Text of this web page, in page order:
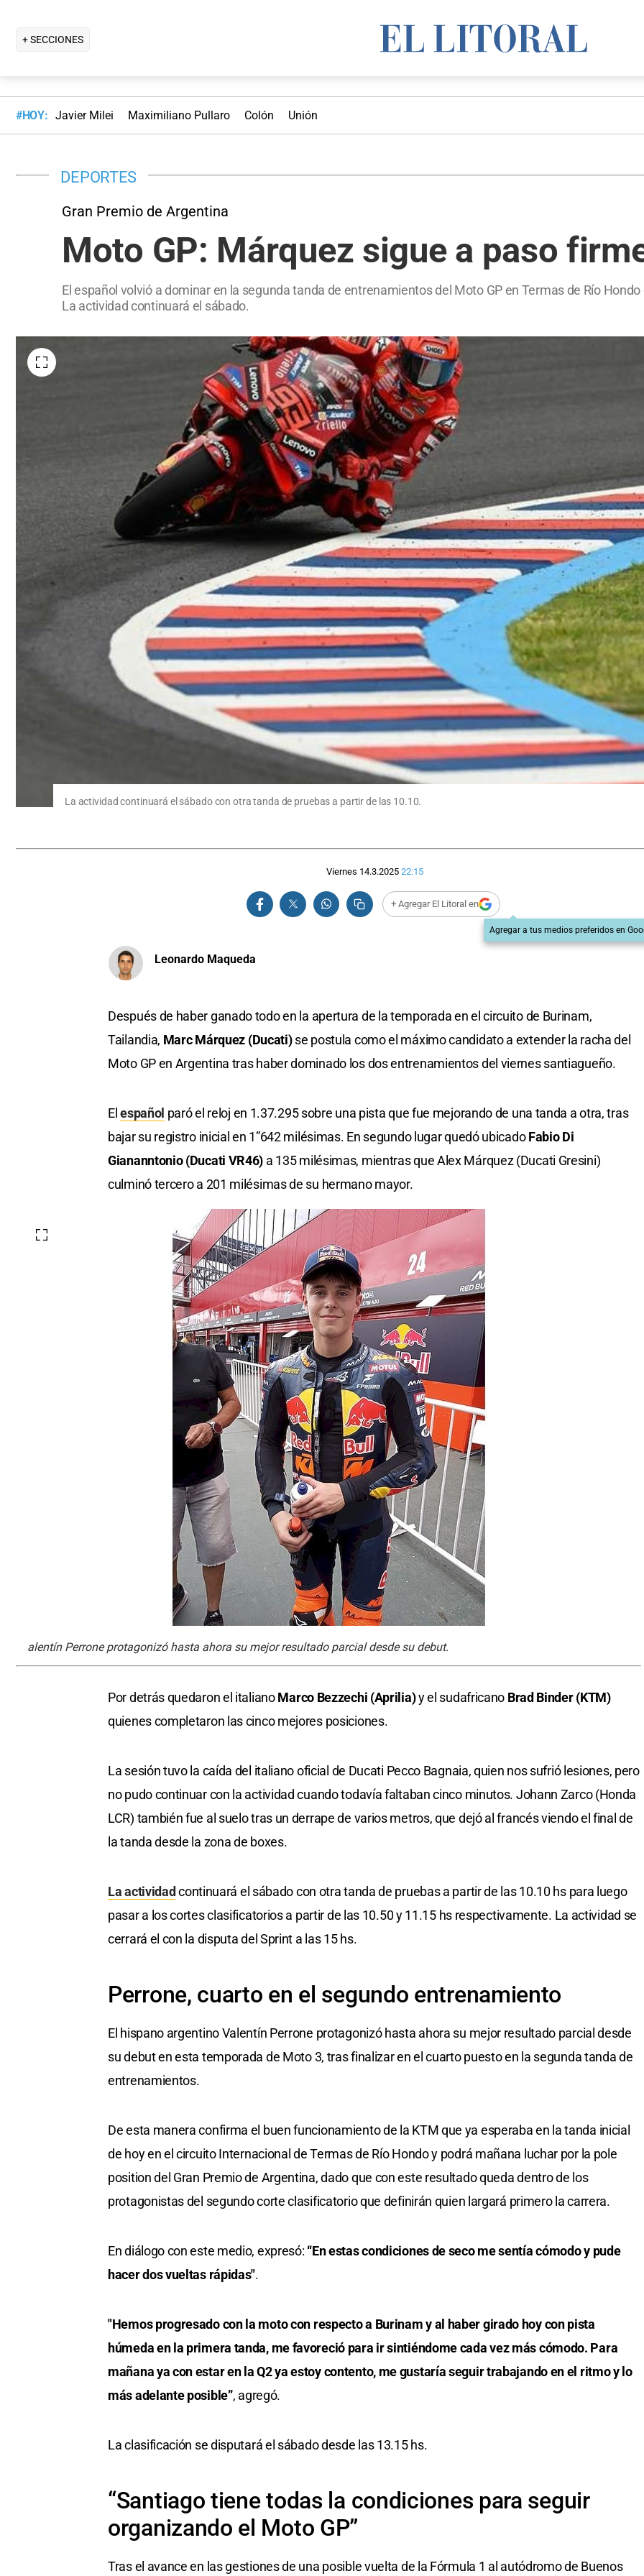
+ SECCIONES
#HOY: Javier Milei Maximiliano Pullaro Colón Unión
DEPORTES
Gran Premio de Argentina
Moto GP: Márquez sigue a paso
El español volvió a dominar en la segunda tanda de entrenamientos del Moto GP en Termas de Río
La actividad continuará el sábado.
La actividad continuará el sábado con otra tanda de pruebas a partir de las 10.10.
Viernes 14.3.2025 22:15
+ Agregar El Litoral en
Agregar a tus medios preferidos en
Leonardo Maqueda
Después de haber ganado todo en la apertura de la temporada en el circuito de Burinam,
Tailandia, Marc Márquez (Ducati)se postula como el máximo candidato a extender la racha del
Moto GP en Argentina tras haber dominado los dos entrenamientos del viernes santiagueño.
Elespañol paró el reloj en 1.37.295 sobre una pista que fue mejorando de una tanda a otra, tras
bajar su registro inicial en 1”642 milésimas. En segundo lugar quedó ubicadoFabio Di
Giananntonio (Ducati VR46) a 135 milésimas, mientras que Alex Márquez (Ducati Gresini)
culminó tercero a 201 milésimas de su hermano mayor.
alentín Perrone protagonizó hasta ahora su mejor resultado parcial desde su debut.
Por detrás quedaron el italianoMarco Bezzechi (Aprilia)y el sudafricano Brad Binder (KTM)
quienes completaron las cinco mejores posiciones.
La sesión tuvo la caída del italiano oficial de Ducati Pecco Bagnaia, quien nos sufrió lesiones, pero
no pudo continuar con la actividad cuando todavía faltaban cinco minutos. Johann Zarco (Honda
LCR) también fue al suelo tras un derrape de varios metros, que dejó al francés viendo el final de
la tanda desde la zona de boxes.
La actividad continuará el sábado con otra tanda de pruebas a partir de las 10.10 hs para luego
pasar a los cortes clasificatorios a partir de las 10.50 y 11.15 hs respectivamente. La actividad se
cerrará el con la disputa del Sprint a las 15 hs.
Perrone, cuarto en el segundo entrenamiento
El hispano argentino Valentín Perrone protagonizó hasta ahora su mejor resultado parcial desde
su debut en esta temporada de Moto 3, tras finalizar en el cuarto puesto en la segunda tanda de
entrenamientos.
De esta manera confirma el buen funcionamiento de la KTM que ya esperaba en la tanda inicial
de hoy en el circuito Internacional de Termas de Río Hondo y podrá mañana luchar por la pole
position del Gran Premio de Argentina, dado que con este resultado queda dentro de los
protagonistas del segundo corte clasificatorio que definirán quien largará primero la carrera.
En diálogo con este medio, expresó: “En estas condiciones de seco me sentía cómodo y pude
hacer dos vueltas rápidas".
"Hemos progresado con la moto con respecto a Burinam y al haber girado hoy con pista
húmeda en la primera tanda, me favoreció para ir sintiéndome cada vez más cómodo. Para
mañana ya con estar en la Q2 ya estoy contento, me gustaría seguir trabajando en el ritmo y lo
más adelante posible”, agregó.
La clasificación se disputará el sábado desde las 13.15 hs.
“Santiago tiene todas la condiciones para seguir
organizando el Moto GP”
Tras el avance en las gestiones de una posible vuelta de la Fórmula 1 al autódromo de Buenos